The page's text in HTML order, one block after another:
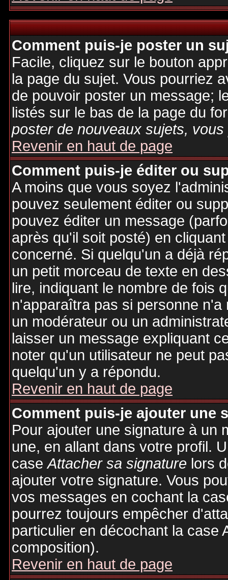
Comment puis-je poster un
Facile, cliquez sur le bouton
la page du sujet. Vous pourriez
de pouvoir poster un message;
listés sur le bas de la page du
poster de nouveaux sujets,
Revenir en haut de page
Comment puis-je éditer ou
A moins que vous soyez
pouvez seulement éditer ou
pouvez éditer un message
après qu'il soit posté) en
concerné. Si quelqu'un a déjà
un petit morceau de texte en
lire, indiquant le nombre de fois
n'apparaîtra pas si personne
un modérateur ou un
laisser un message expliquant
noter qu'un utilisateur ne peut
quelqu'un y a répondu.
Revenir en haut de page
Comment puis-je ajouter une
Pour ajouter une signature à un
une, en allant dans votre profil.
caseAttacher sa signaturelors
ajouter votre signature. Vous
vos messages en cochant la
pourrez toujours empêcher
particulier en décochant la case
composition).
Revenir en haut de page